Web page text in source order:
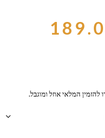
המלאי אוזל ומוגבל.